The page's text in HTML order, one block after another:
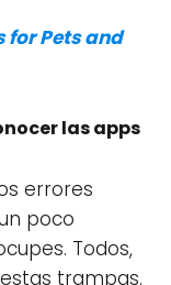
for Pets and
las apps
errores
poco
Todos,
trampas.